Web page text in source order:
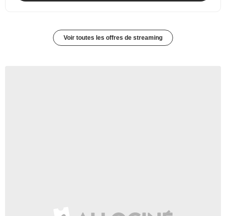
Voir toutes les offres de streaming